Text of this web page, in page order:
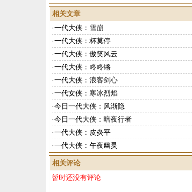
相关文章
·一代大侠：雪崩
·一代大侠：杯莫停
·一代大侠：傲笑风云
·一代大侠：咚咚锵
·一代大侠：浪客剑心
·一代女侠：寒冰烈焰
·今日一代大侠：风渐隐
·今日一代大侠：暗夜行者
·一代大侠：皮炎平
·一代大侠：午夜幽灵
相关评论
暂时还没有评论